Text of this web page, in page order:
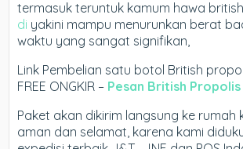
termasuk teruntuk kamum hawa
di yakini mampu menurunkan berat
waktu yang sangat signifikan,
Link Pembelian satu botol British
FREE ONGKIR – Pesan British Propolis
Paket akan dikirim langsung ke rumah
aman dan selamat, karena kami